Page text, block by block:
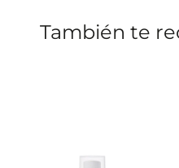
También te